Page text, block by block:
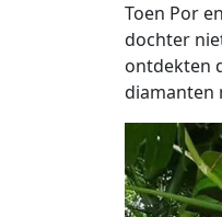
Toen Por
dochter
ontdekten
diamanten